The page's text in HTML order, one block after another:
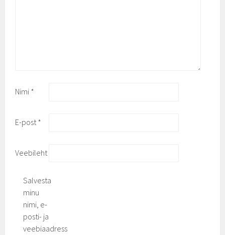
Nimi *
E-post*
Veebileht
Salvesta
minu
nimi, e-
posti- ja
veebiaadress